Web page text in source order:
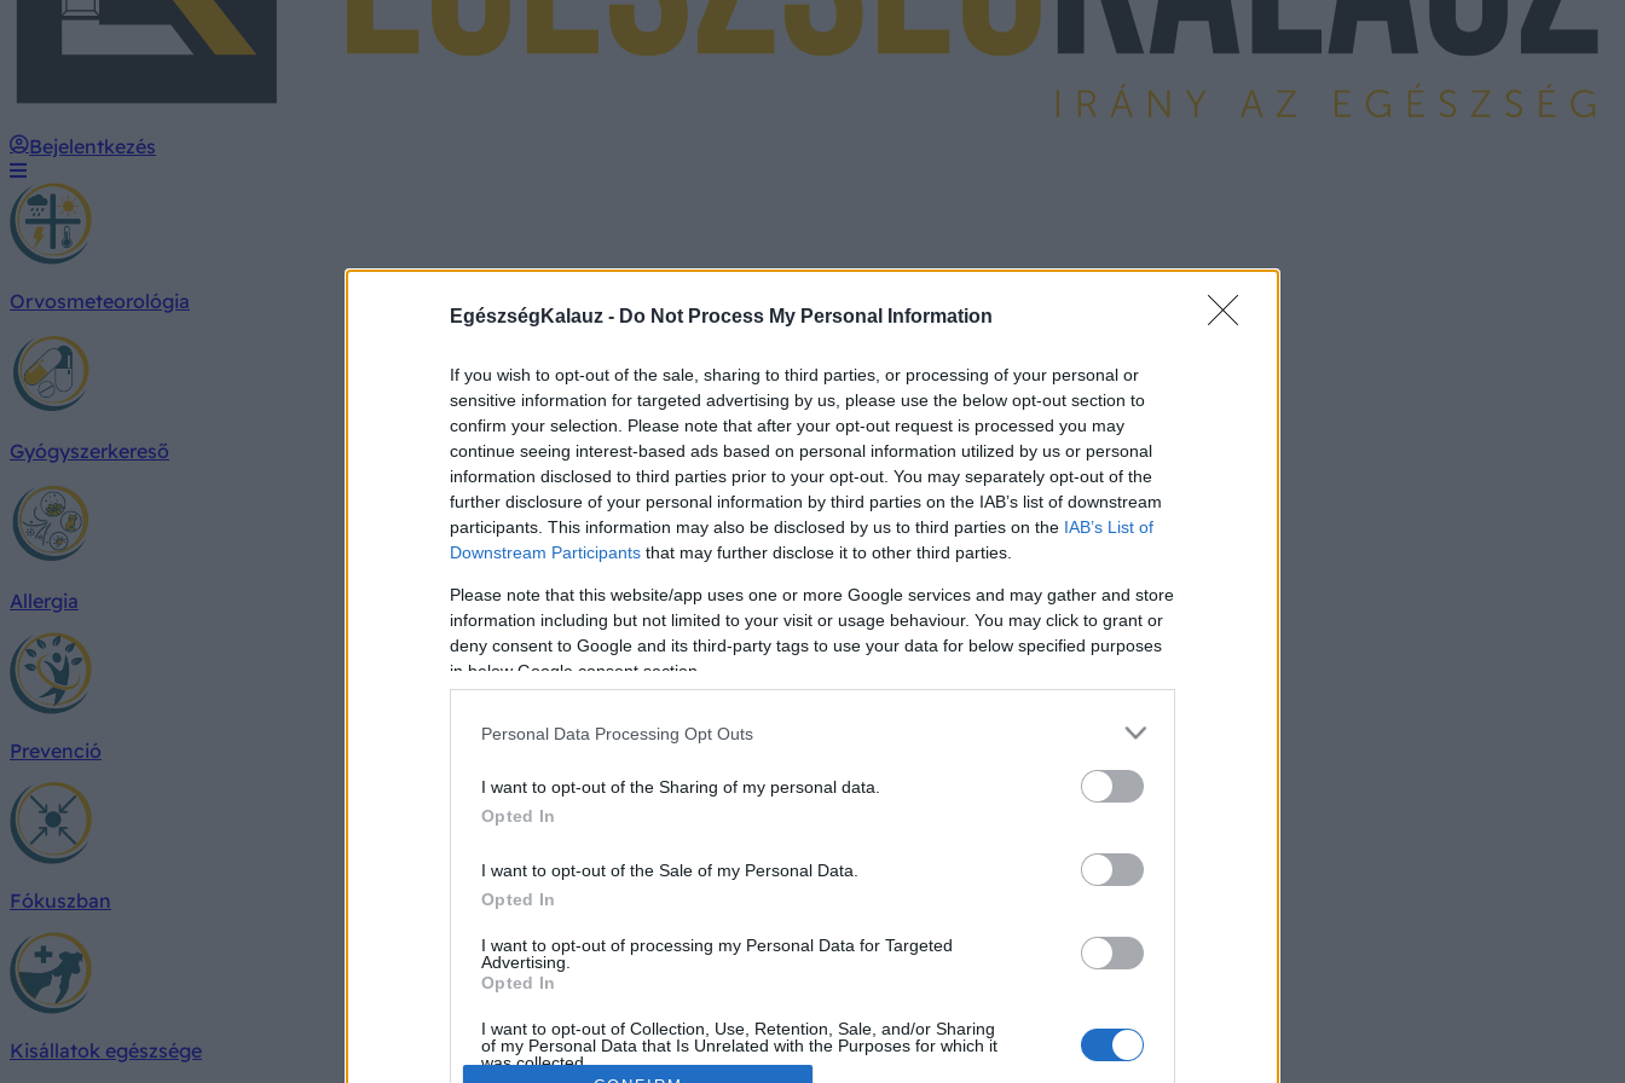
EgészségKalauz - Do Not Process My Personal Information
If you wish to opt-out of the sale, sharing to third parties, or processing of your personal or
sensitive information for targeted advertising by us, please use the below opt-out section to
confirm your selection. Please note that after your opt-out request is processed you may
continue seeing interest-based ads based on personal information utilized by us or personal
information disclosed to third parties prior to your opt-out. You may separately opt-out of the
further disclosure of your personal information by third parties on the IAB’s list of downstream
participants. This information may also be disclosed by us to third parties on the IAB’s List of
Downstream Participants that may further disclose it to other third parties.
Please note that this website/app uses one or more Google services and may gather and store
information including but not limited to your visit or usage behaviour. You may click to grant or
deny consent to Google and its third-party tags to use your data for below specified purposes
in below Google consent section.
Personal Data Processing Opt Outs
I want to opt-out of the Sharing of my personal data.
Opted In
I want to opt-out of the Sale of my Personal Data.
Opted In
I want to opt-out of processing my Personal Data for Targeted
Advertising.
Opted In
I want to opt-out of Collection, Use, Retention, Sale, and/or Sharing
of my Personal Data that Is Unrelated with the Purposes for which it
was collected.
Bejelentkezés
Orvosmeteorológia
Gyógyszerkereső
Allergia
Prevenció
Fókuszban
Kisállatok egészsége